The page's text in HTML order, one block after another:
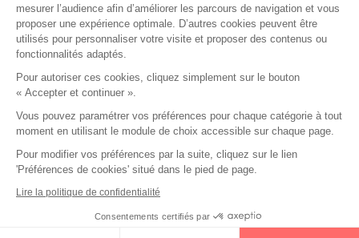
Contacts
2026 © Opticiens Par Conviction. Tous droits
mesurer l’audience afin d’améliorer les parcours de navigation et vous
proposer une expérience optimale. D’autres cookies peuvent être
utilisés pour personnaliser votre visite et proposer des contenus ou
fonctionnalités adaptés.
Pour autoriser ces cookies, cliquez simplement sur le bouton
« Accepter et continuer ».
Vous pouvez paramétrer vos préférences pour chaque catégorie à tout
moment en utilisant le module de choix accessible sur chaque page.
Pour modifier vos préférences par la suite, cliquez sur le lien
'Préférences de cookies' situé dans le pied de page.
Lire la politique de confidentialité
Consentements certifiés par